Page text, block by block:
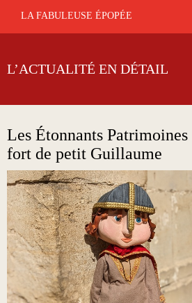
LA FABULEUSE ÉPOPÉE
L’ACTUALITÉ EN DÉTAIL
Les Étonnants
fort de petit Guillaume